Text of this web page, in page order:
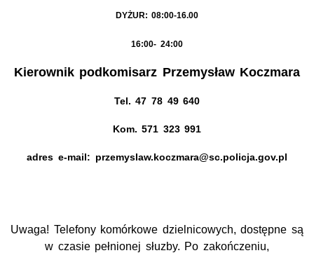
DYŻUR: 08:00-16.00
16:00- 24:00
Kierownik podkomisarz Przemysław Koczmara
Tel. 47 78 49 640
Kom. 571 323 991
adres e-mail: przemyslaw.koczmara@sc.policja.gov.pl
Uwaga! Telefony komórkowe dzielnicowych, dostępne są
w czasie pełnionej słuzby. Po zakończeniu,